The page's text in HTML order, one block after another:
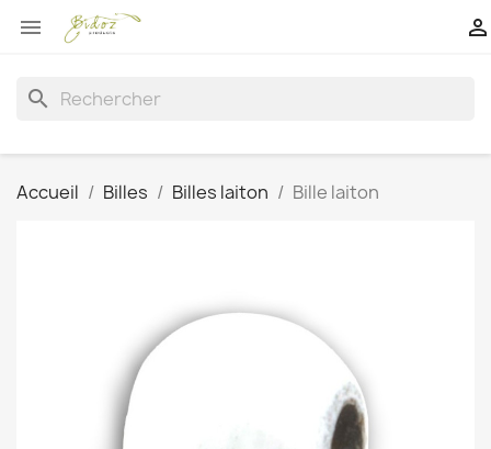
 
search
Accueil Billes Billes laiton Bille laiton